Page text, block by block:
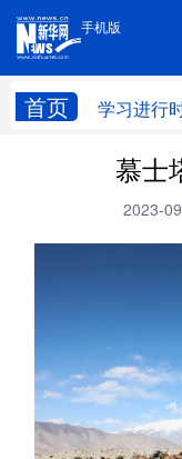
手机版
首页 学习进行
手机版
文化
访谈
法律 中
慕士
2023-